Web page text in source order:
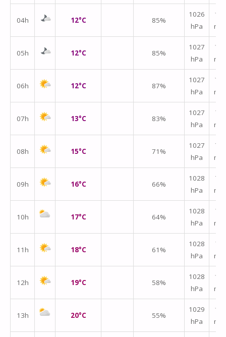
04h 12°C 85%
1026
hPa
↑
m/s
05h 12°C 85%
1027
hPa
↑
m/s
06h 12°C 87%
1027
hPa
↑
m/s
07h 13°C 83%
1027
hPa
↑
m/s
08h 15°C 71%
1027
hPa
↑
m/s
09h 16°C 66%
1028
hPa
↑
m/s
10h 17°C 64%
1028
hPa
↑
m/s
11h 18°C 61%
1028
hPa
↑
m/s
12h 19°C 58%
1028
hPa
↑
m/s
13h 20°C 55%
1029
hPa
↑
m/s